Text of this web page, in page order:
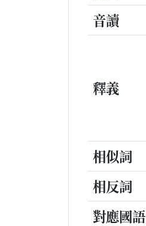
音讀
釋義
相似詞
相反詞
對應國語